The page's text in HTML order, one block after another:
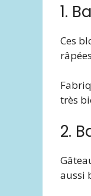
1.
Ces
très
2.
aussi